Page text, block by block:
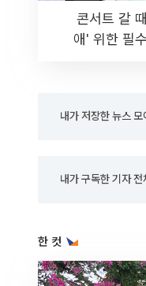
콘서트 갈
애' 위한 필
내가 저장한 뉴스 모
내가 구독한 기자 전
한 컷